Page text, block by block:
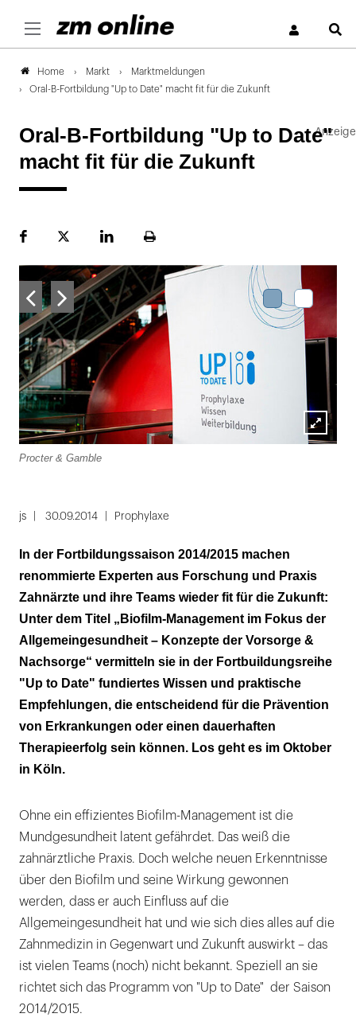
Home Markt
Marktmeldungen
Oral-B-Fortbildung "Up to Date" macht fit für die Zukunft
Oral-B-Fortbildung "Up to Date"
macht fit für die Zukunft
FacebookPlattformLinekdInSeite
Lightbox
Procter & Gamble
1
2
js 30.09.2014 Prophylaxe
In der Fortbildungssaison 2014/2015 machen
renommierte Experten aus Forschung und Praxis
Zahnärzte und ihre Teams wieder fit für die Zukunft:
Unter dem Titel „Biofilm-Management im Fokus der
Allgemeingesundheit – Konzepte der Vorsorge &
Nachsorge“ vermitteln sie in der Fortbuildungsreihe
"Up to Date" fundiertes Wissen und praktische
Empfehlungen, die entscheidend für die Prävention
von Erkrankungen oder einen dauerhaften
Therapieerfolg sein können. Los geht es im Oktober
in Köln.
Ohne ein effizientes Biofilm-Management ist die
Mundgesundheit latent gefährdet. Das weiß die
zahnärztliche Praxis. Doch welche neuen Erkenntnisse
über den Biofilm und seine Wirkung gewonnen
werden, dass er auch Einfluss auf die
Allgemeingesundheit hat und wie sich dies alles auf die
Zahnmedizin in Gegenwart und Zukunft auswirkt – das
ist vielen Teams (noch) nicht bekannt. Speziell an sie
richtet sich das Programm von "Up to Date" der Saison
2014/2015.